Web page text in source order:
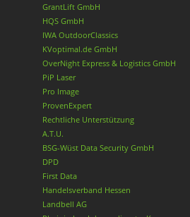
GrantLift GmbH
HQS GmbH
IWA OutdoorClassics
KVoptimal.de GmbH
OverNight Express & Logistics GmbH
PiP Laser
Pro Image
ProvenExpert
Rechtliche Unterstützung
A.T.U.
BSG-Wüst Data Security GmbH
DPD
First Data
Handelsverband Hessen
Landbell AG